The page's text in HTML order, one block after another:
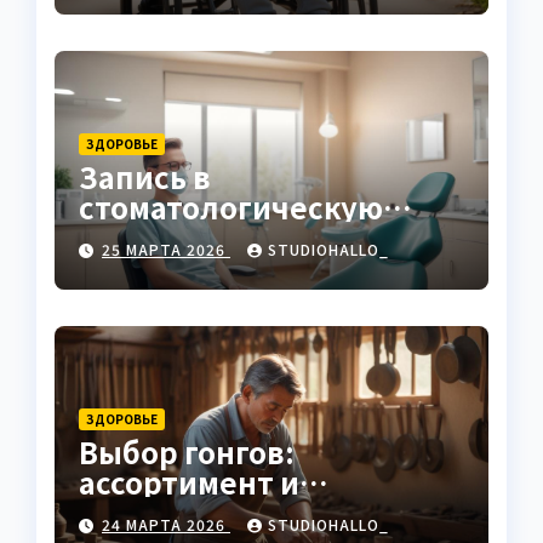
ЗДОРОВЬЕ
Запись в
стоматологическую
клинику
25 МАРТА 2026 STUDIOHALLO_
ЗДОРОВЬЕ
Выбор гонгов:
ассортимент и
характеристики
24 МАРТА 2026 STUDIOHALLO_